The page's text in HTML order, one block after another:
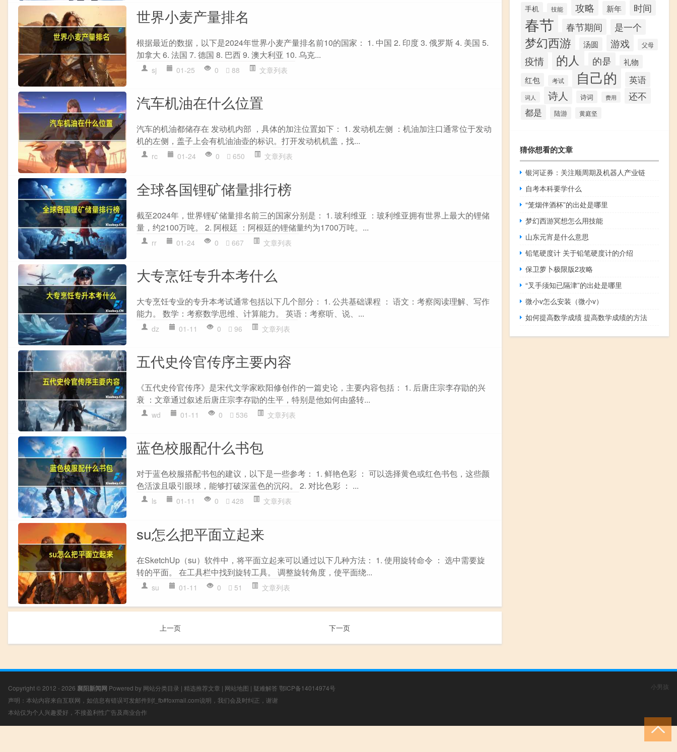
世界小麦产量排名
根据最近的数据，以下是2024年世界小麦产量排名前10的国家： 1. 中国 2. 印度 3. 俄罗斯 4. 美国 5.
加拿大 6. 法国 7. 德国 8. 巴西 9. 澳大利亚 10. 乌克...
sj 01-25 0 88 文章列表
汽车机油在什么位置
汽车的机油都储存在 发动机内部 ，具体的加注位置如下： 1. 发动机左侧 ：机油加注口通常位于发动
机的左侧，盖子上会有机油油壶的标识。打开发动机机盖，找...
rc 01-24 0 650 文章列表
全球各国锂矿储量排行榜
截至2024年，世界锂矿储量排名前三的国家分别是： 1. 玻利维亚 ：玻利维亚拥有世界上最大的锂储
量，约2100万吨。 2. 阿根廷 ：阿根廷的锂储量约为1700万吨。...
rr 01-24 0 667 文章列表
大专烹饪专升本考什么
大专烹饪专业的专升本考试通常包括以下几个部分： 1. 公共基础课程 ： 语文：考察阅读理解、写作
能力。 数学：考察数学思维、计算能力。 英语：考察听、说、...
dz 01-11 0 96 文章列表
五代史伶官传序主要内容
《五代史伶官传序》是宋代文学家欧阳修创作的一篇史论，主要内容包括： 1. 后唐庄宗李存勖的兴
衰 ：文章通过叙述后唐庄宗李存勖的生平，特别是他如何由盛转...
wd 01-11 0 536 文章列表
蓝色校服配什么书包
对于蓝色校服搭配书包的建议，以下是一些参考： 1. 鲜艳色彩 ： 可以选择黄色或红色书包，这些颜
色活泼且吸引眼球，能够打破深蓝色的沉闷。 2. 对比色彩 ： ...
ls 01-11 0 428 文章列表
su怎么把平面立起来
在SketchUp（su）软件中，将平面立起来可以通过以下几种方法： 1. 使用旋转命令 ： 选中需要旋
转的平面。 在工具栏中找到旋转工具。 调整旋转角度，使平面绕...
su 01-11 0 51 文章列表
上一页 下一页
手机 技能 攻略 新年 时间
春节 春节期间 是一个
梦幻西游 汤圆 游戏 父母
疫情 的人 的是
礼物
红包
考试 自己的 英语
词人 诗人 诗词 费用 还不
都是 陆游 黄庭坚
猜你想看的文章
银河证券：关注顺周期及机器人产业链
自考本科要学什么
“笼烟伴酒杯”的出处是哪里
梦幻西游冥想怎么用技能
山东元宵是什么意思
铅笔硬度计 关于铅笔硬度计的介绍
保卫萝卜极限版2攻略
“叉手须知已隔津”的出处是哪里
微小v怎么安装（微小v）
如何提高数学成绩 提高数学成绩的方法
Copyright © 2012 - 2026 襄阳新闻网 Powered by 网站分类目录 | 精选推荐文章 | 网站地图 | 疑难解答 鄂ICP备14014974号
声明：本站内容来自互联网，如信息有错误可发邮件到f_fb#foxmail.com说明，我们会及时纠正，谢谢
本站仅为个人兴趣爱好，不接盈利性广告及商业合作
小男孩